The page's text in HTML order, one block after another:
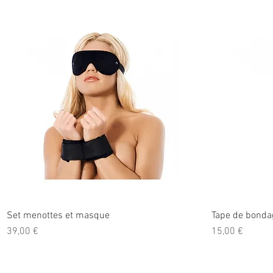
Set menottes et masque
Prix
39,00 €
Tape de
Prix
15,00 €